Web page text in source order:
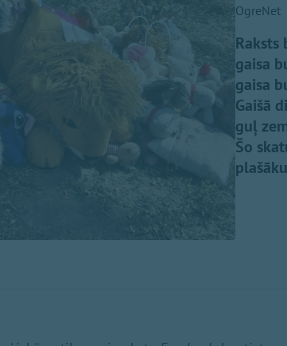
OgreNet
Raksts
gaisa
gaisa
Gaišā
guļ
Šo